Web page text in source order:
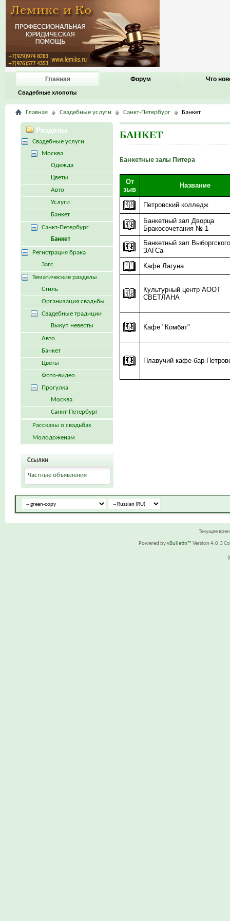
Главная
Свадебные хлопоты
Форум Что
Главная Свадебные услуги Санкт-Петербург Банкет
БАНКЕТ
Банкетные залы Питера
От
зыв
Название
Петровский колледж
Банкетный зал Дворца
Бракосочетания № 1
Банкетный зал
ЗАГСа
Кафе Лагуна
Культурный центр АООТ
СВЕТЛАНА
Кафе "Комбат"
Плавучий кафе-бар
Разделы
Свадебные услуги
Москва
Одежда
Цветы
Авто
Услуги
Банкет
Санкт-Петербург
Банкет
Регистрация брака
Загс
Тематические разделы
Стиль
Организация свадьбы
Свадебные традиции
Выкуп невесты
Авто
Банкет
Цветы
Фото-видео
Прогулка
Москва
Санкт-Петербург
Рассказы о свадьбах
Молодоженам
Ссылки
Частные объявления
Текущее
Powered byvBulletin™ Version 4.0.3